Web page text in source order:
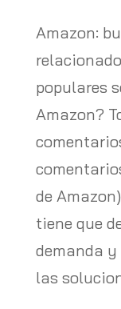
Amazon:
populares
Amazon?
de
tiene que
demanda y
las